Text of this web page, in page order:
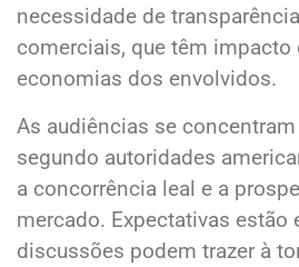
necessidade de
comerciais, que têm impacto
economias dos envolvidos.
As audiências se
segundo autoridades
a concorrência leal e a
mercado. Expectativas estão
discussões podem trazer à